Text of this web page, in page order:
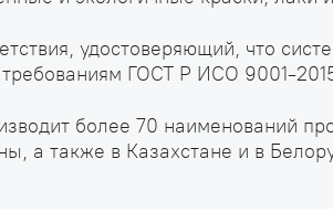
удостоверяющий, что
требованиям ГОСТ Р ИСО 9001-
более 70 наименований
а также в Казахстане и в